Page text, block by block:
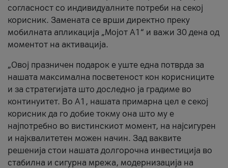
согласност со индивидуалните потреби на секој
корисник. Замената се врши директно преку
мобилната апликација „Мојот А1“ и важи 30 дена од
моментот на активација.
„Овој празничен подарок е уште една потврда за
нашата максимална посветеност кон корисниците
и за стратегијата што доследно ја градиме во
континуитет. Во А1, нашата примарна цел е секој
корисник да го добие токму она што му е
најпотребно во вистинскиот момент, на најсигурен
и најквалитетен можен начин. Зад ваквите
решенија стои нашата долгорочна инвестиција во
стабилна и сигурна мрежа, модернизација на